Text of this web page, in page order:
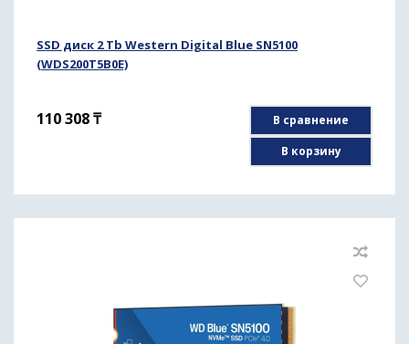
SSD диск 2 Tb Western Digital Blue SN5100
(WDS200T5B0E)
110 308₸
В сравнение
В корзину